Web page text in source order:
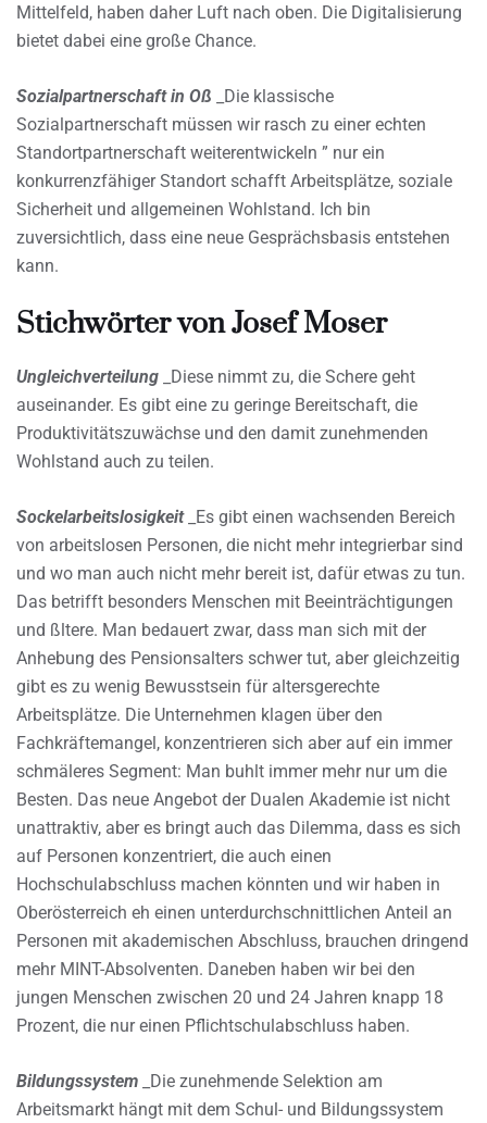
Mittelfeld, haben daher Luft nach oben. Die Digitalisierung
bietet dabei eine große Chance.
Sozialpartnerschaft in Oß _Die klassische
Sozialpartnerschaft müssen wir rasch zu einer echten
Standortpartnerschaft weiterentwickeln ” nur ein
konkurrenzfähiger Standort schafft Arbeitsplätze, soziale
Sicherheit und allgemeinen Wohlstand. Ich bin
zuversichtlich, dass eine neue Gesprächsbasis entstehen
kann.
Stichwörter von Josef Moser
Ungleichverteilung _Diese nimmt zu, die Schere geht
auseinander. Es gibt eine zu geringe Bereitschaft, die
Produktivitätszuwächse und den damit zunehmenden
Wohlstand auch zu teilen.
Sockelarbeitslosigkeit_Es gibt einen wachsenden Bereich
von arbeitslosen Personen, die nicht mehr integrierbar sind
und wo man auch nicht mehr bereit ist, dafür etwas zu tun.
Das betrifft besonders Menschen mit Beeinträchtigungen
und ßltere. Man bedauert zwar, dass man sich mit der
Anhebung des Pensionsalters schwer tut, aber gleichzeitig
gibt es zu wenig Bewusstsein für altersgerechte
Arbeitsplätze. Die Unternehmen klagen über den
Fachkräftemangel, konzentrieren sich aber auf ein immer
schmäleres Segment: Man buhlt immer mehr nur um die
Besten. Das neue Angebot der Dualen Akademie ist nicht
unattraktiv, aber es bringt auch das Dilemma, dass es sich
auf Personen konzentriert, die auch einen
Hochschulabschluss machen könnten und wir haben in
Oberösterreich eh einen unterdurchschnittlichen Anteil an
Personen mit akademischen Abschluss, brauchen dringend
mehr MINT-Absolventen. Daneben haben wir bei den
jungen Menschen zwischen 20 und 24 Jahren knapp 18
Prozent, die nur einen Pflichtschulabschluss haben.
Bildungssystem _Die zunehmende Selektion am
Arbeitsmarkt hängt mit dem Schul- und Bildungssystem